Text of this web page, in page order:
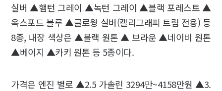
실버 ▲햄턴 그레이 ▲녹턴 그레이 ▲블랙 포레스트 ▲
옥스포드 블루 ▲글로윙 실버(캘리그래피 트림 전용) 등
8종, 내장 색상은 ▲블랙 원톤 ▲ 브라운 ▲네이비 원톤
▲베이지 ▲카키 원톤 등 5종이다.
가격은 엔진 별로 ▲2.5 가솔린 3294만~4158만원 ▲3.